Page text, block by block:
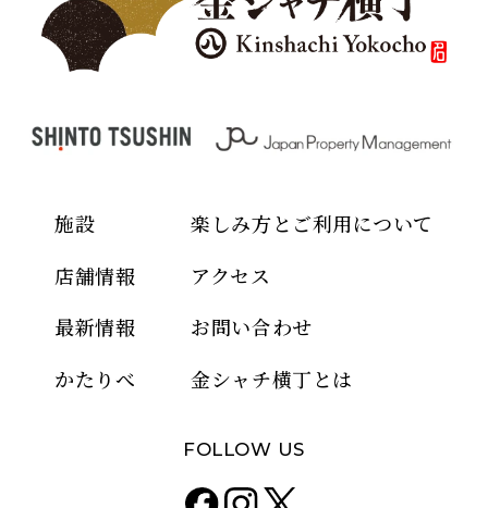
施設
楽しみ方とご利用について
店舗情報
アクセス
最新情報
お問い合わせ
かたりべ
金シャチ横丁とは
FOLLOW US